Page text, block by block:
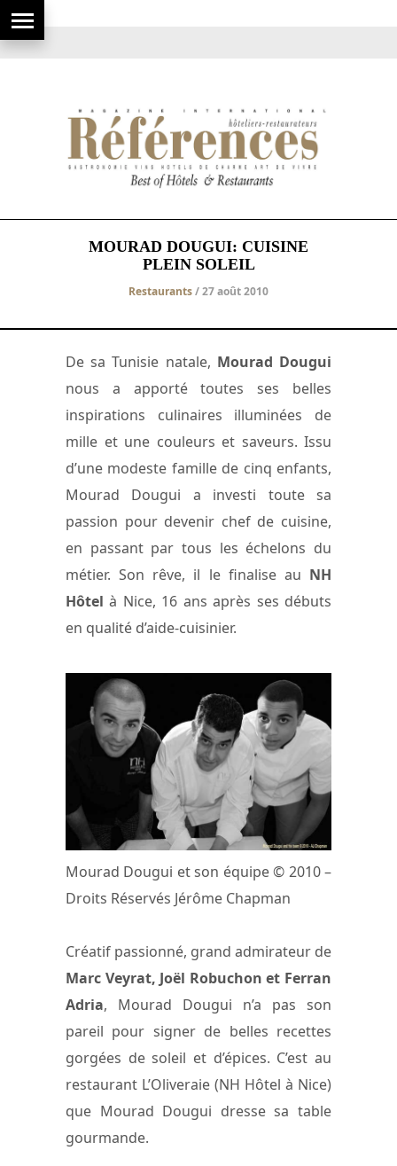
MOURAD DOUGUI: CUISINE
PLEIN SOLEIL
Restaurants/ 27 août 2010
De sa Tunisie natale, Mourad Dougui
nous a apporté toutes ses belles
inspirations culinaires illuminées de
mille et une couleurs et saveurs. Issu
d’une modeste famille de cinq enfants,
Mourad Dougui a investi toute sa
passion pour devenir chef de cuisine,
en passant par tous les échelons du
métier. Son rêve, il le finalise au NH
Hôtel à Nice, 16 ans après ses débuts
en qualité d’aide-cuisinier.
Mourad Dougui et son équipe © 2010 –
Droits Réservés Jérôme Chapman
Créatif passionné, grand admirateur de
Marc Veyrat, Joël Robuchon et Ferran
Adria, Mourad Dougui n’a pas son
pareil pour signer de belles recettes
gorgées de soleil et d’épices. C’est au
restaurant L’Oliveraie (NH Hôtel à Nice)
que Mourad Dougui dresse sa table
gourmande.